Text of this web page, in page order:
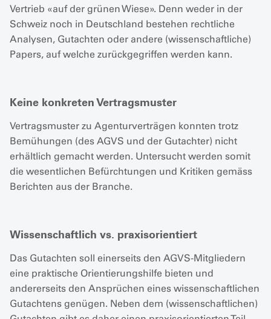
Vertrieb «auf der grünen Wiese». Denn weder in der
Schweiz noch in Deutschland bestehen rechtliche
Analysen, Gutachten oder andere (wissenschaftliche)
Papers, auf welche zurückgegriffen werden kann.
Keine konkreten Vertragsmuster
Vertragsmuster zu Agenturverträgen konnten trotz
Bemühungen (des AGVS und der Gutachter) nicht
erhältlich gemacht werden. Untersucht werden somit
die wesentlichen Befürchtungen und Kritiken gemäss
Berichten aus der Branche.
Wissenschaftlich vs. praxisorientiert
Das Gutachten soll einerseits den AGVS-Mitgliedern
eine praktische Orientierungshilfe bieten und
andererseits den Ansprüchen eines wissenschaftlichen
Gutachtens genügen. Neben dem (wissenschaftlichen)